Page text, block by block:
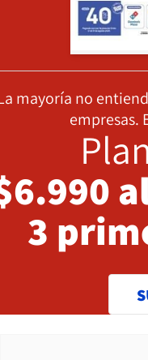
mayoría no
empresas.
3